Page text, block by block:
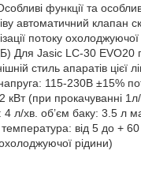
функції та
автоматичний клапан
потоку
Для Jasic LC-30 EVO20
стиль апаратів цієї
115-230В ±15%
(при прокачуванні
4 л/хв. об’єм баку: 3.5 л
від 5 до + 60
рідини)